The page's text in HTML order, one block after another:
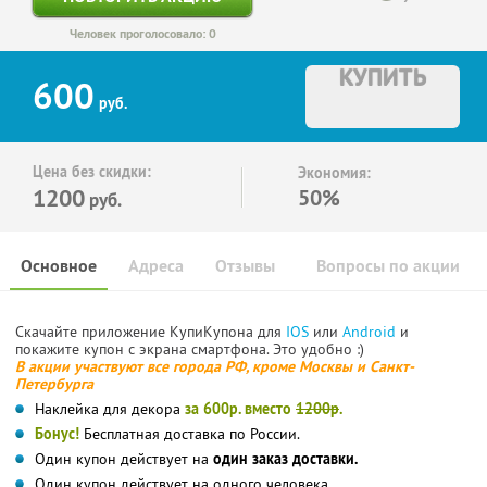
Человек проголосовало: 0
600 руб.
КУПИТЬ
Цена без скидки:
1200 руб.
Экономия:
50%
Основное Отзывы Вопросы по акции
Адреса
Скачайте приложение КупиКупона для IOS или Android и
покажите купон с экрана смартфона. Это удобно :)
В акции участвуют все города РФ, кроме Москвы и Санкт-
Петербурга
Наклейка для декора за 600р. вместо 1200р.
Бонус! Бесплатная доставка по России.
Один купон действует на один заказ доставки.